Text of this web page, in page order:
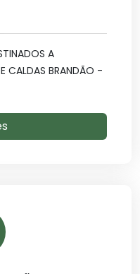
A
CALDAS BRANDÃO -